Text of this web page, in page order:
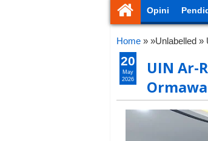
Opini
Home » »Unlabelled »
UIN Ar-
Ormawa
20
May
2026